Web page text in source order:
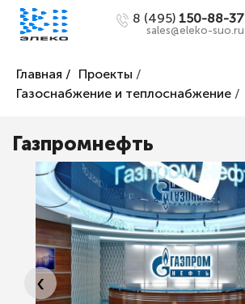
8 (495) 150-88-37
sales@eleko-suo.ru
Главная / Проекты /
Газоснабжение и теплоснабжение /
Газпромнефть
‹